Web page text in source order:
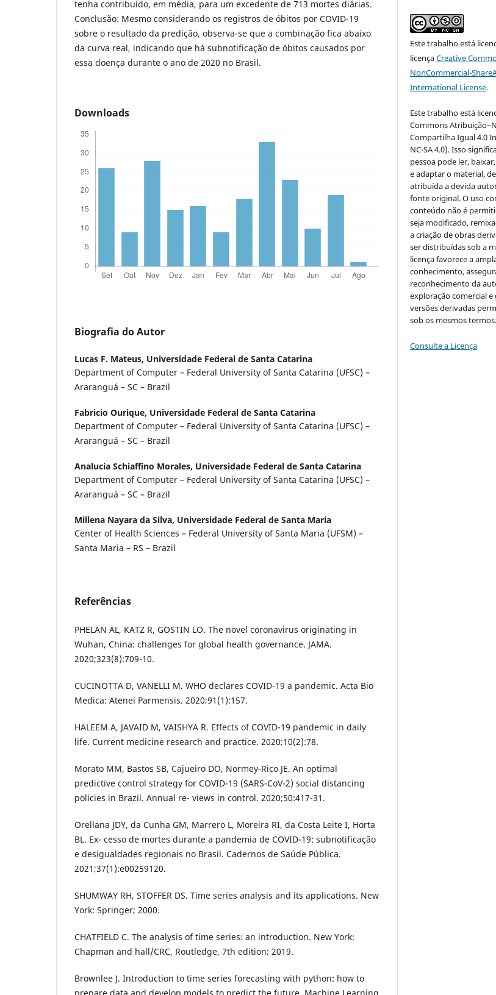
tenha contribuído, em média, para um excedente de 713 mortes diárias.
Conclusão: Mesmo considerando os registros de óbitos por COVID-19
sobre o resultado da predição, observa-se que a combinação fica abaixo
da curva real, indicando que há subnotificação de óbitos causados por
essa doença durante o ano de 2020 no Brasil.
Downloads
Biografia do Autor
Lucas F. Mateus, Universidade Federal de Santa Catarina
Department of Computer – Federal University of Santa Catarina (UFSC) –
Araranguá – SC – Brazil
Fabricio Ourique, Universidade Federal de Santa Catarina
Department of Computer – Federal University of Santa Catarina (UFSC) –
Araranguá – SC – Brazil
Analucia Schiaffino Morales, Universidade Federal de Santa Catarina
Department of Computer – Federal University of Santa Catarina (UFSC) –
Araranguá – SC – Brazil
Millena Nayara da Silva, Universidade Federal de Santa Maria
Center of Health Sciences – Federal University of Santa Maria (UFSM) –
Santa Maria – RS – Brazil
Referências
PHELAN AL, KATZ R, GOSTIN LO. The novel coronavirus originating in
Wuhan, China: challenges for global health governance. JAMA.
2020;323(8):709-10.
CUCINOTTA D, VANELLI M. WHO declares COVID-19 a pandemic. Acta Bio
Medica: Atenei Parmensis. 2020;91(1):157.
HALEEM A, JAVAID M, VAISHYA R. Effects of COVID-19 pandemic in daily
life. Current medicine research and practice. 2020;10(2):78.
Morato MM, Bastos SB, Cajueiro DO, Normey-Rico JE. An optimal
predictive control strategy for COVID-19 (SARS-CoV-2) social distancing
policies in Brazil. Annual re- views in control. 2020;50:417-31.
Orellana JDY, da Cunha GM, Marrero L, Moreira RI, da Costa Leite I, Horta
BL. Ex- cesso de mortes durante a pandemia de COVID-19: subnotificação
e desigualdades regionais no Brasil. Cadernos de Saúde Pública.
2021;37(1):e00259120.
SHUMWAY RH, STOFFER DS. Time series analysis and its applications. New
York: Springer; 2000.
CHATFIELD C. The analysis of time series: an introduction. New York:
Chapman and hall/CRC, Routledge, 7th edition; 2019.
Brownlee J. Introduction to time series forecasting with python: how to
Este trabalho está
licençaCreative
NonCommercial-
International License.
Este trabalho está
Commons
Compartilha Igual 4.0
NC-SA 4.0). Isso
pessoa pode ler,
e adaptar o material,
atribuída a devida
fonte original. O uso
conteúdo não é
seja modificado,
a criação de obras
ser distribuídas sob a
licença favorece a
conhecimento,
reconhecimento da
exploração comercial
versões derivadas
sob os mesmos termos.
Consulte a Licença